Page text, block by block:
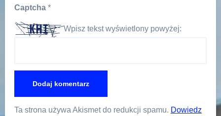
Captcha *
Wpisz tekst wyświetlony powyżej:
Ta strona używa Akismet do redukcji spamu. Dowiedz